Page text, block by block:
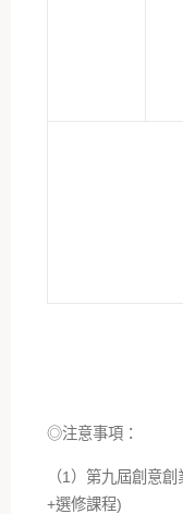
◎注意事項：
（1）第九屆創意
+選修課程)